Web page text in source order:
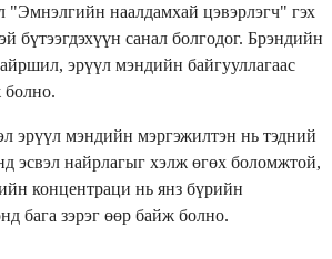
"Эмнэлгийн наалдамхай цэвэрлэгч" гэх
бүтээгдэхүүн санал болгодог. Брэндийн
эрүүл мэндийн байгууллагаас
болно.
эрүүл мэндийн мэргэжилтэн нь тэдний
эсвэл найрлагыг хэлж өгөх боломжтой,
концентраци нь янз бүрийн
бага зэрэг өөр байж болно.